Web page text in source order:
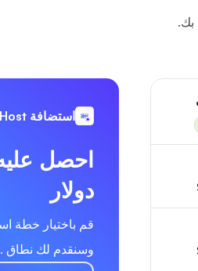
استضافة UltaHost
دولار
وسنقدم لك نطاق .com مجانًا!